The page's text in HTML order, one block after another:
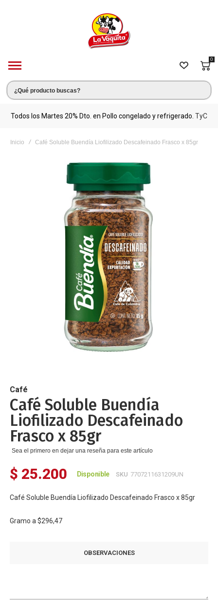
0
Todos los Martes 20% Dto. en Pollo congelado y refrigerado. TyC
Inicio Café Soluble Buendía Liofilizado Descafeinado Frasco x 85gr
de
la
galería
imágenes
Café
Café Soluble Buendía
Liofilizado Descafeinado
Frasco x 85gr
Sea el primero en dejar una reseña para este artículo
$ 25.200 Disponible SKU 7707211631209UN
Café Soluble Buendía Liofilizado Descafeinado Frasco x 85gr
Gramo a $296,47
OBSERVACIONES